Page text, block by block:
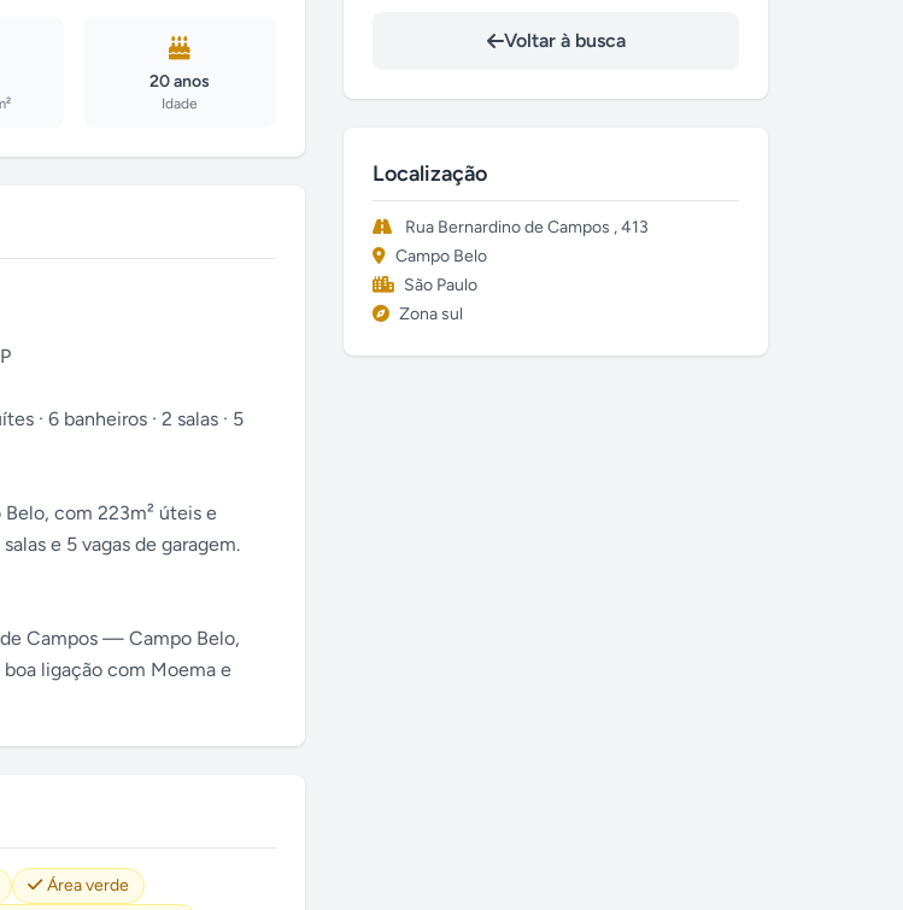
20 anos
Idade
· 6 banheiros · 2 salas · 5
com 223m² úteis e
e 5 vagas de garagem.
Campos — Campo Belo,
ligação com Moema e
Área verde
Voltar à busca
Localização
Rua Bernardino de Campos , 413
Campo Belo
São Paulo
Zona sul